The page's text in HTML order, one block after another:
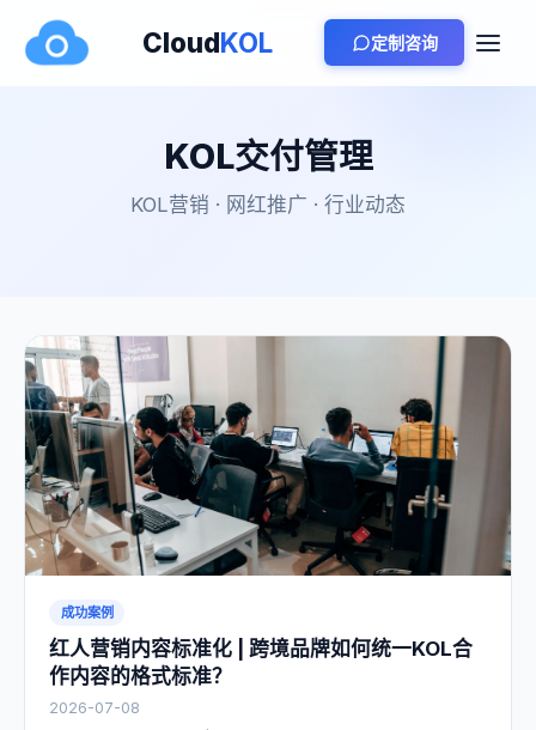
CloudKOL 定制咨询
KOL交付管理
KOL营销 · 网红推广 · 行业动态
成功案例
红人营销内容标准化 | 跨境品牌如何统一KOL合
作内容的格式标准？
2026-07-08